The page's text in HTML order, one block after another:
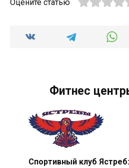
Оцените статью
Фитнес
Спортивный клуб